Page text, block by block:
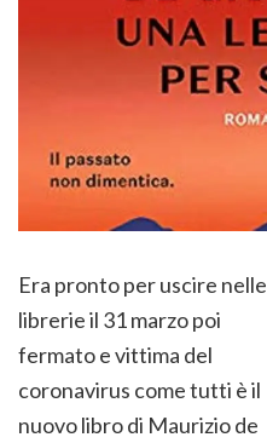
Era pronto per uscire nelle
librerie il 31 marzo poi
fermato e vittima del
coronavirus come tutti è il
nuovo libro di Maurizio de